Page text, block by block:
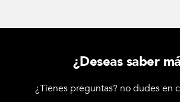
¿Deseas saber
¿Tienes preguntas? no dudes en